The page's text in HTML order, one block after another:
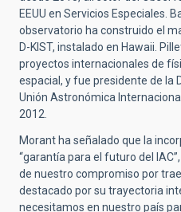
EEUU en Servicios Especiales.
observatorio ha construido el
D-KIST, instalado en Hawaii.
proyectos internacionales de
espacial, y fue presidente de la
Unión Astronómica
2012.
Morant ha señalado que la
“garantía para el futuro del
de nuestro compromiso por
destacado por su trayectoria
necesitamos en nuestro país